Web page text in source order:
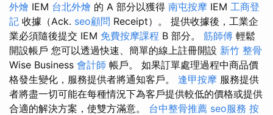
外燴 IEM 台北外燴 的 A 部分以獲得 南屯按摩 IEM 工商登
記 收據（Ack. seo顧問 Receipt）。 提供收據後，工業企
業必須隨後提交 IEM 免費按摩課程 B 部分。 筋師傅 輕鬆
開設帳戶 您可以透過快速、簡單的線上註冊開設 新竹 整骨
Wise Business 會計師 帳戶。 如果訂單處理過程中商品價
格發生變化，服務提供者將通知客戶。 逢甲按摩 服務提供
者將盡一切可能在每種情況下為客戶提供較低的價格或提供
合適的解決方案，使雙方滿意。 台中整骨推薦 seo服務 按